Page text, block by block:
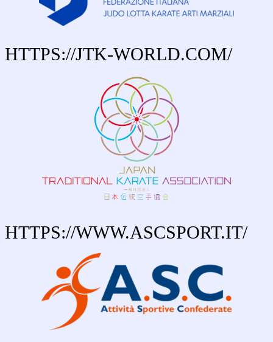
HTTPS://jTK-WORLD.cOM/
HTTPS://wWW.aSCSPORT.IT/